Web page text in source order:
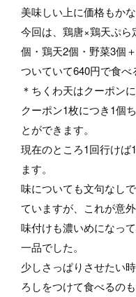
美味しい上に価格もか
今回は、鶏唐×鶏天ぷ
個・鶏天2個・野菜3個
ついていて640円で食べ
＊ちくわ天はクーポン
クーポン1枚につき1個
とができます。
現在のところ1回行けば
ます。
味についても文句なし
ていますが、これが意
味付けも濃いめになっ
一品でした。
少しさっぱりさせたい
ろしをつけて食べるの